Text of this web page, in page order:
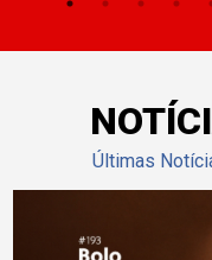
Últimas